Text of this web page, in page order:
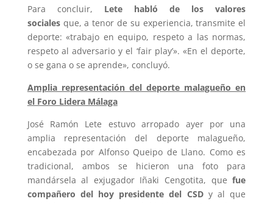
Para concluir, Lete habló de los valores
sociales que, a tenor de su experiencia, transmite el
deporte: «trabajo en equipo, respeto a las normas,
respeto al adversario y el ‘fair play’». «En el deporte,
o se gana o se aprende», concluyó.
Amplia representación del deporte malagueño en
el Foro Lidera Málaga
José Ramón Lete estuvo arropado ayer por una
amplia representación del deporte malagueño,
encabezada por Alfonso Queipo de Llano. Como es
tradicional, ambos se hicieron una foto para
mandársela al exjugador Iñaki Cengotita, quefue
compañero del hoy presidente del CSD y al que